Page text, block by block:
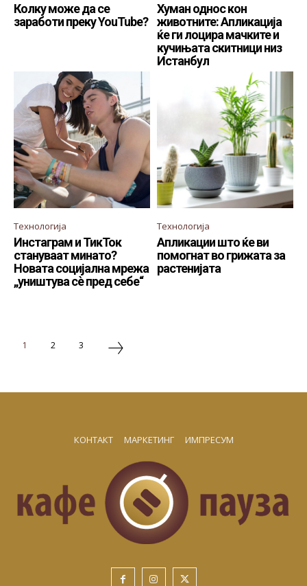
Колку може да се
заработи преку YouTube?
Хуман однос кон
животните: Апликација
ќе ги лоцира мачките и
кучињата скитници низ
Истанбул
Технологија
Инстаграм и ТикТок
стануваат минато?
Новата социјална мрежа
„уништува сè пред себе“
Технологија
Апликации што ќе ви
помогнат во грижата за
растенијата
1 2 3
КОНТАКТ МАРКЕТИНГ ИМПРЕСУМ